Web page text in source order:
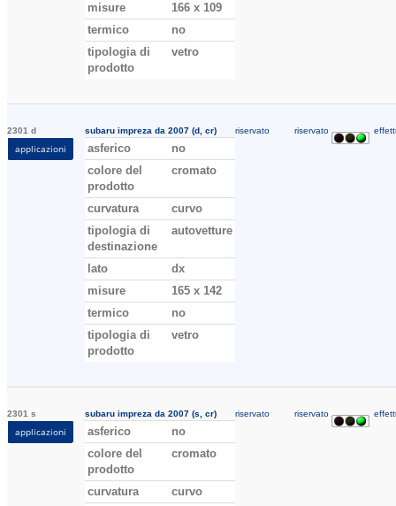
misure
166 x 109
termico
no
tipologia di
prodotto
vetro
2301 d
applicazioni
subaru impreza da 2007 (d, cr)
asferico
no
colore del
prodotto
cromato
curvatura
curvo
tipologia di
destinazione
autovetture
lato
dx
misure
165 x 142
termico
no
tipologia di
prodotto
vetro
riservato riservato
2301 s
applicazioni
subaru impreza da 2007 (s, cr)
asferico
no
colore del
prodotto
cromato
curvatura
curvo
riservato riservato